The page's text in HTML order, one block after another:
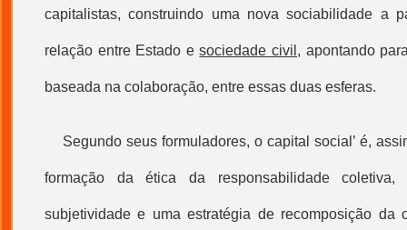
capitalistas, construindo uma nova sociabilidade a
relação entre Estado esociedade civil , apontando
baseada na colaboração, entre essas duas esferas.
Segundo seus formuladores, o capital social ’ é,
formação da ética da responsabilidade coletiva,
subjetividade e uma estratégia de recomposição da